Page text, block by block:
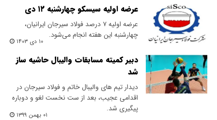
عرضه اولیه سیسکو چهارشنبه ۱۲ دی
عرضه اولیه ۷ درصد فولاد سیرجان ایرانیان،
چهارشنبه این هفته انجام می‌شود.
۱۰ دی ۱۴۰۳
دبیر کمیته ‌مسابقات والیبال حاشیه ساز
شد
دیدار تیم های والیبال خاتم و فولاد سیرجان در
اقدامی عجیب، بعد از ست نخست لغو و دوباره
پیگیری شد.
۰۱ بهمن ۱۳۹۹